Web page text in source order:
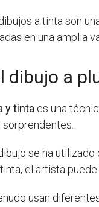
a tinta son
en una amplia
dibujo a
y tinta es una
sorprendentes.
se ha
el artista
usan